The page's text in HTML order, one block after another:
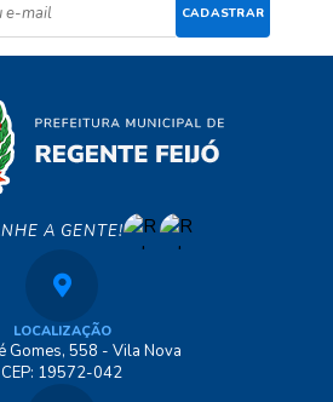
CADASTRAR
A GENTE!
LOCALIZAÇÃO
Gomes, 558 - Vila Nova
CEP: 19572-042